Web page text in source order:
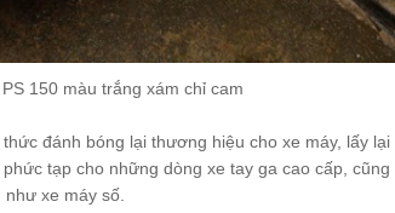
150 màu trắng xám chỉ cam
đánh bóng lại thương hiệu cho xe máy, lấy lại
tạp cho những dòng xe tay ga cao cấp, cũng
như xe máy số.